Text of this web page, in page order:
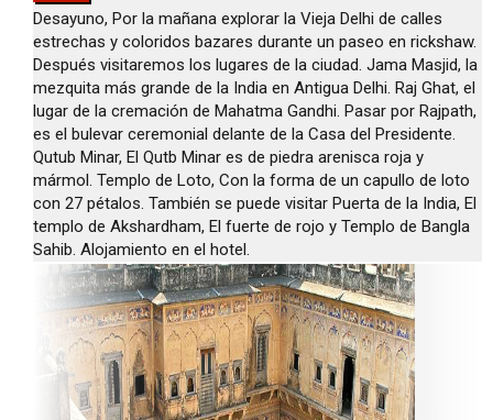
Desayuno, Por la mañana explorar la Vieja Delhi de calles
estrechas y coloridos bazares durante un paseo en rickshaw.
Después visitaremos los lugares de la ciudad. Jama Masjid, la
mezquita más grande de la India en Antigua Delhi. Raj Ghat, el
lugar de la cremación de Mahatma Gandhi. Pasar por Rajpath,
es el bulevar ceremonial delante de la Casa del Presidente.
Qutub Minar, El Qutb Minar es de piedra arenisca roja y
mármol. Templo de Loto, Con la forma de un capullo de loto
con 27 pétalos. También se puede visitar Puerta de la India, El
templo de Akshardham, El fuerte de rojo y Templo de Bangla
Sahib. Alojamiento en el hotel.